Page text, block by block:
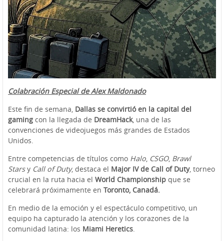
Colabración Especial de Alex Maldonado
Este fin de semana, Dallas se convirtió en la capital del
gaming con la llegada de DreamHack, una de las
convenciones de videojuegos más grandes de Estados
Unidos.
Entre competencias de títulos como Halo CSGO, Brawl
Starsy Call of Duty, destaca el Major IV de Call of Duty, torneo
crucial en la ruta hacia el World Championship que se
celebrará próximamente en Toronto, Canadá.
En medio de la emoción y el espectáculo competitivo, un
equipo ha capturado la atención y los corazones de la
comunidad latina: los Miami Heretics